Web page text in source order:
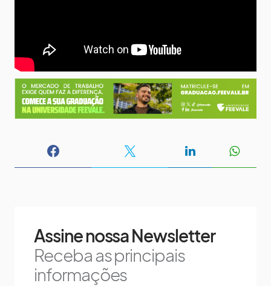
Assine nossa Newsletter
Receba as principais
informações